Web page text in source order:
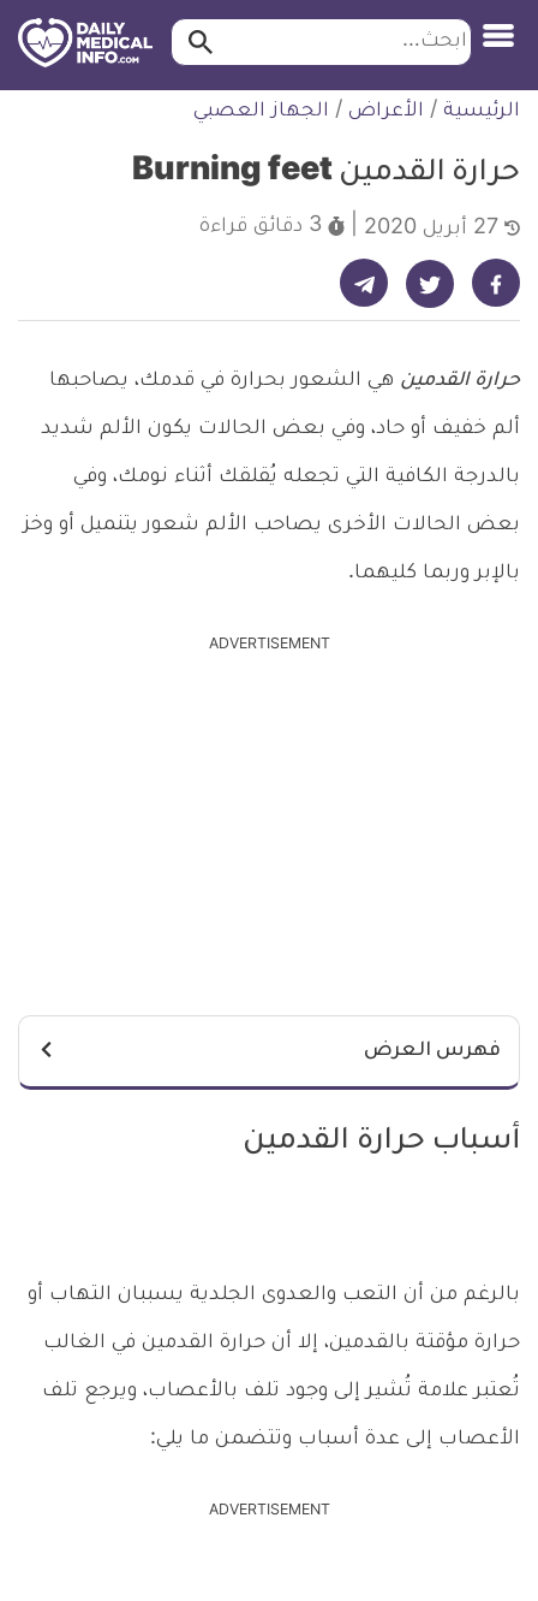
التخطي
للمحتوى
ابحث ابحث…
الرئيسية / الأعراض / الجهاز العصبي
حرارة القدمين Burning feet
3 دقائق قراءة
شارك على فيسبوك - ديلي ميديكال انفو شارك على تويتر - ديلي ميديكال انفو شارك على تيليجرام - ديلي ميديكال انفو
حرارة القدمين هي الشعور بحرارة في قدمك، يصاحبها
ألم خفيف أو حاد، وفي بعض الحالات يكون الألم شديد
بالدرجة الكافية التي تجعله يُقلقك أثناء نومك، وفي
بعض الحالات الأخرى يصاحب الألم شعور يتنميل أو وخز
بالإبر وربما كليهما.
ADVERTISEMENT
فهرس العرض
أسباب حرارة القدمين
بالرغم من أن التعب والعدوى الجلدية يسببان التهاب أو
حرارة مؤقتة بالقدمين، إلا أن حرارة القدمين في الغالب
تُعتبر علامة تُشير إلى وجود تلف بالأعصاب، ويرجع تلف
الأعصاب إلى عدة أسباب وتتضمن ما يلي:
ADVERTISEMENT